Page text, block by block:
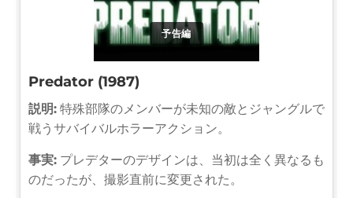
予告編
Predator (1987)
説明: 特殊部隊のメンバーが未知の敵とジャングルで
戦うサバイバルホラーアクション。
事実: プレデターのデザインは、当初は全く異なるも
のだったが、撮影直前に変更された。